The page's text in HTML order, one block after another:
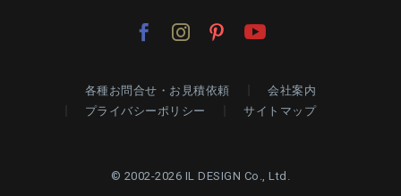
各種お問合せ・お見積依頼
会社案内
プライバシーポリシー
サイトマップ
© 2002-2026 IL DESIGN Co., Ltd.